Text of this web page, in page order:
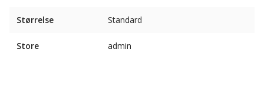
Størrelse Standard
Store admin